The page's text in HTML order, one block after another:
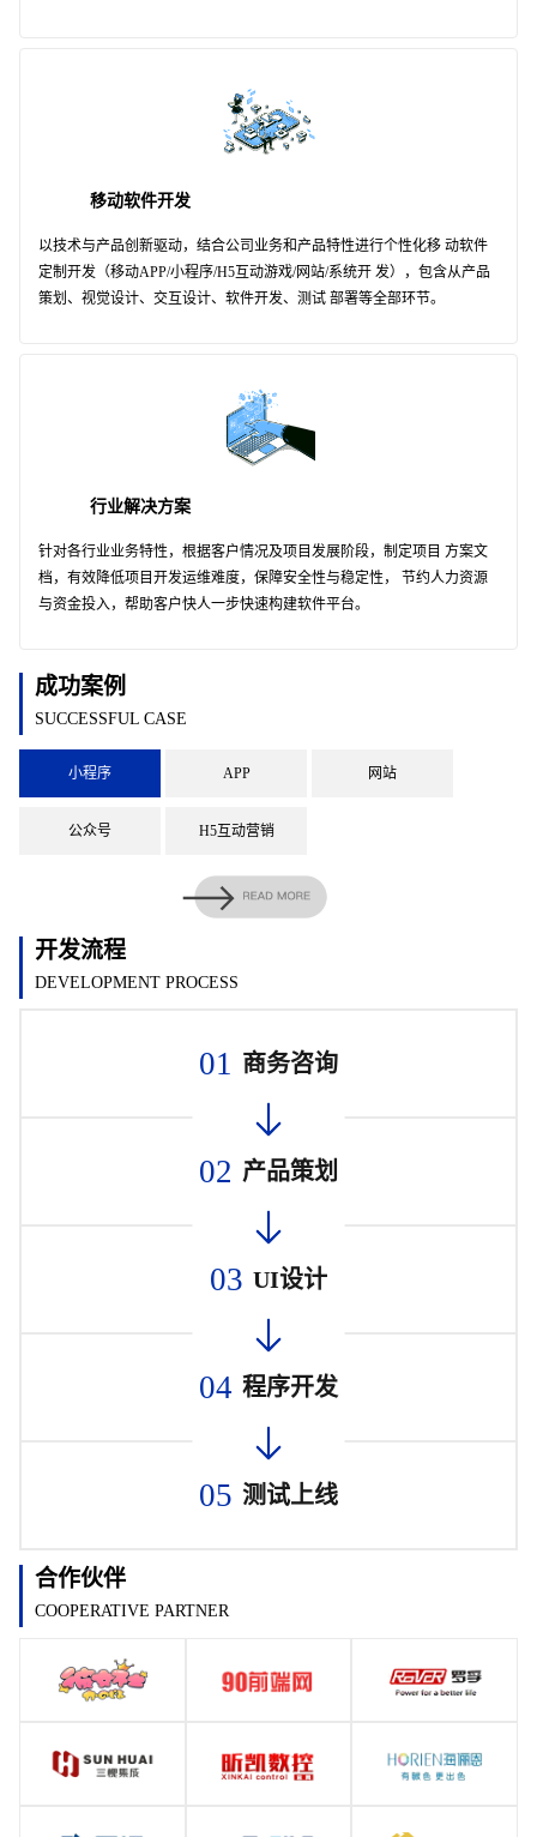
移动软件开发
以技术与产品创新驱动，结合公司业务和产品特性进行个性化移 动软件
定制开发（移动APP/小程序/H5互动游戏/网站/系统开 发），包含从产品
策划、视觉设计、交互设计、软件开发、测试 部署等全部环节。
行业解决方案
针对各行业业务特性，根据客户情况及项目发展阶段，制定项目 方案文
档，有效降低项目开发运维难度，保障安全性与稳定性， 节约人力资源
与资金投入，帮助客户快人一步快速构建软件平台。
成功案例
SUCCESSFUL CASE
小程序 APP 网站
公众号 H5互动营销
开发流程
DEVELOPMENT PROCESS
01 商务咨询
02 产品策划
03 UI设计
04 程序开发
05 测试上线
合作伙伴
COOPERATIVE PARTNER